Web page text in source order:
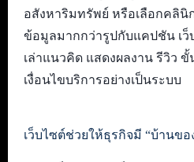
อสังหาริมทรัพย์ หรือเลือกคลินิ
ข้อมูลมากกว่ารูปกับแคปชัน เว็
เล่าแนวคิด แสดงผลงาน รีวิว
เงื่อนไขบริการอย่างเป็นระบบ
เว็บไซต์ช่วยให้ธุรกิจมี “บ้านขอ